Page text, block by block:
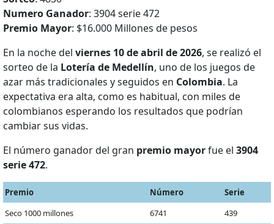
Numero Ganador: 3904 serie 472
Premio Mayor: $16.000 Millones de pesos
En la noche del viernes 10 de abril de 2026, se realizó el
sorteo de la Lotería de Medellín, uno de los juegos de
azar más tradicionales y seguidos en Colombia. La
expectativa era alta, como es habitual, con miles de
colombianos esperando los resultados que podrían
cambiar sus vidas.
El número ganador del gran premio mayorfue el 3904
serie 472.
Premio Número
Serie
Seco 1000 millones
6741
439